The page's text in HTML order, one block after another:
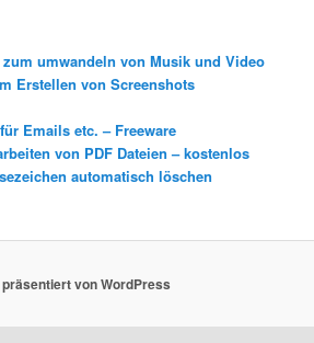
umwandeln von Musik und Video
Erstellen von Screenshots
Emails etc. – Freeware
von PDF Dateien – kostenlos
automatisch löschen
von WordPress